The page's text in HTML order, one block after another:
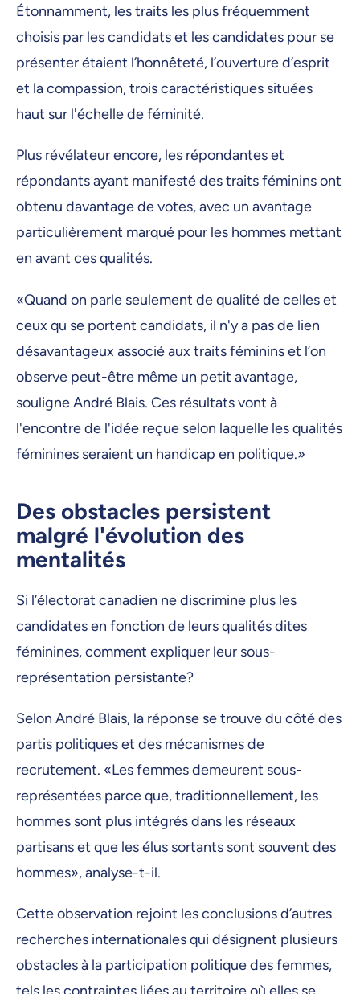
Étonnamment, les traits les plus fréquemment
choisis par les candidats et les candidates pour se
présenter étaient l’honnêteté, l’ouverture d’esprit
et la compassion, trois caractéristiques situées
haut sur l'échelle de féminité.
Plus révélateur encore, les répondantes et
répondants ayant manifesté des traits féminins ont
obtenu davantage de votes, avec un avantage
particulièrement marqué pour les hommes mettant
en avant ces qualités.
«Quand on parle seulement de qualité de celles et
ceux qu se portent candidats, il n'y a pas de lien
désavantageux associé aux traits féminins et l’on
observe peut-être même un petit avantage,
souligne André Blais. Ces résultats vont à
l'encontre de l'idée reçue selon laquelle les qualités
féminines seraient un handicap en politique.»
Des obstacles persistent
malgré l'évolution des
mentalités
Si l’électorat canadien ne discrimine plus les
candidates en fonction de leurs qualités dites
féminines, comment expliquer leur sous-
représentation persistante?
Selon André Blais, la réponse se trouve du côté des
partis politiques et des mécanismes de
recrutement. «Les femmes demeurent sous-
représentées parce que, traditionnellement, les
hommes sont plus intégrés dans les réseaux
partisans et que les élus sortants sont souvent des
hommes», analyse-t-il.
Cette observation rejoint les conclusions d’autres
recherches internationales qui désignent plusieurs
obstacles à la participation politique des femmes,